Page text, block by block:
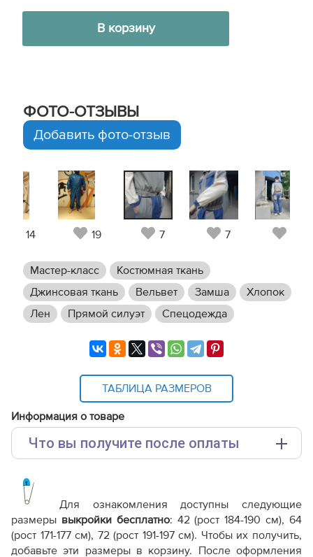
В корзину
ФОТО-ОТЗЫВЫ
Добавить фото-отзыв
14 19 7 7
Мастер-класс
Костюмная ткань
Джинсовая ткань
Вельвет Замша
Хлопок
Лен
Прямой силуэт Спецодежда
ТАБЛИЦА РАЗМЕРОВ
Информация о товаре
Что вы получите после оплаты
Выкройка PDF для печати на принтере A4 или
плоттере A0 с шириной печати 810мм в зависимости
от выбора формата
Инструкция-комбинезон-Стен815.pdf
Корректировка.pdf
Для ознакомления доступны следующие
размеры выкройки бесплатно: 42 (рост 184-190 см), 64
(рост 171-177 см), 72 (рост 191-197 см). Чтобы их получить,
добавьте эти размеры в корзину. После оформления